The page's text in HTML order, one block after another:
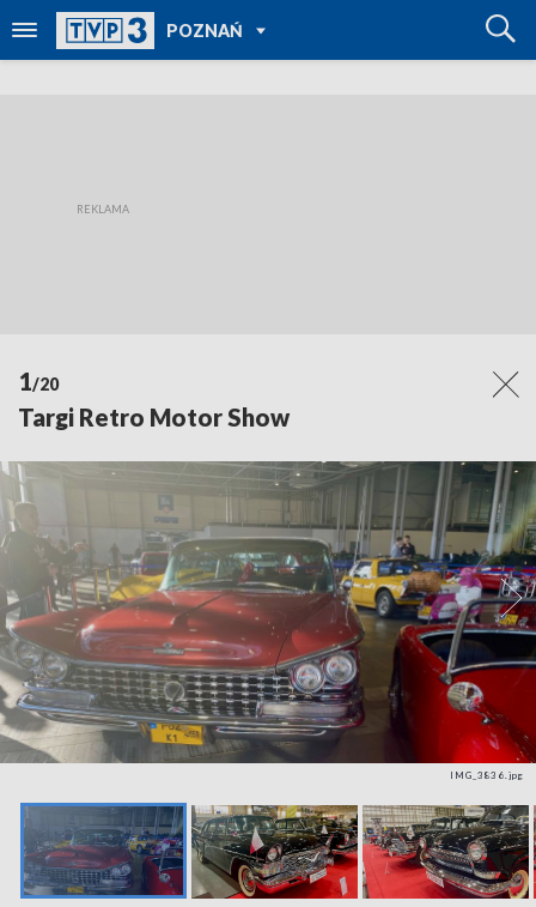
POZNAŃ
POWRÓT DO
TVP REGIONY
1/20
Targi Retro Motor Show
IMG_3836.jpg